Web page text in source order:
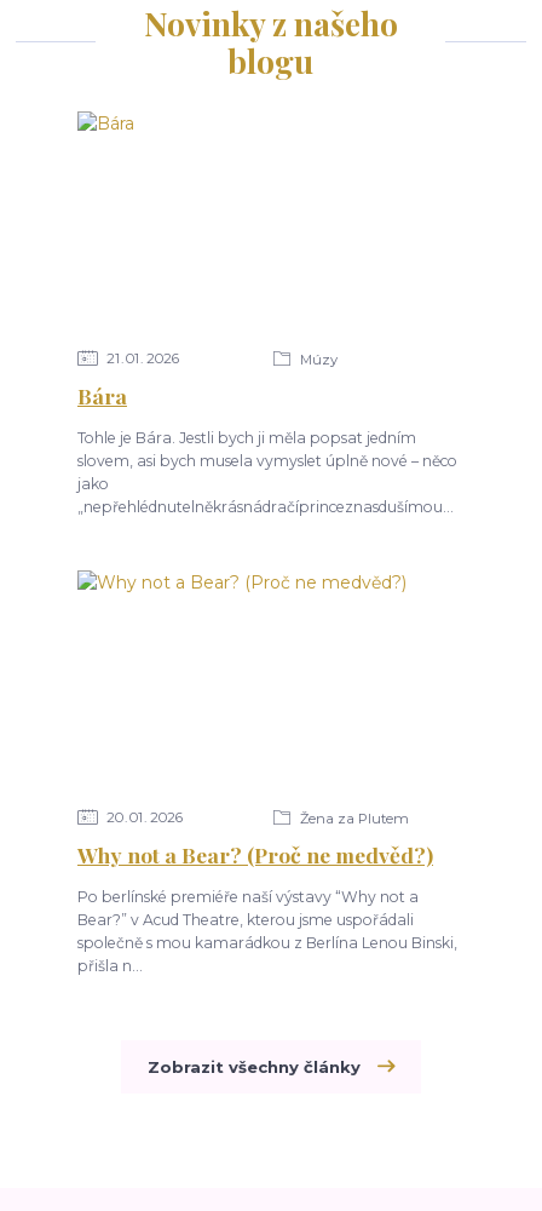
Novinky z našeho
blogu
21 01 2026 Múzy
Bára
Tohle je Bára. Jestli bych ji měla popsat jedním
slovem, asi bych musela vymyslet úplně nové – něco
jako
„nepřehlédnutelněkrásnádračíprinceznasdušímou...
20 01 2026 Žena za Plutem
Why not a Bear? (Proč ne medvěd?)
Po berlínské premiéře naší výstavy “Why not a
Bear?” v Acud Theatre, kterou jsme uspořádali
společně s mou kamarádkou z Berlína Lenou Binski,
přišla n...
Zobrazit všechny články